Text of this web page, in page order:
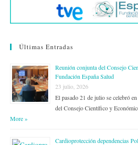
Últimas Entradas
Reunión conjunta del Consejo
Fundación España Salud
23 julio, 2026
El pasado 21 de julio se celebró
del Consejo Científico y
More »
Cardioprotección dependencias